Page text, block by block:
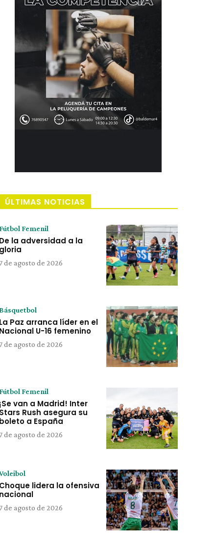
ÚLTIMAS NOTICIAS
Fútbol Femenil
De la adversidad a la
gloria
de agosto de 2026
Básquetbol
La Paz arranca líder en el
Nacional U-16 femenino
de agosto de 2026
Fútbol Femenil
¡Se van a Madrid! Inter
Stars Rush asegura su
boleto a España
de agosto de 2026
Choque lidera la ofensiva
nacional
de agosto de 2026